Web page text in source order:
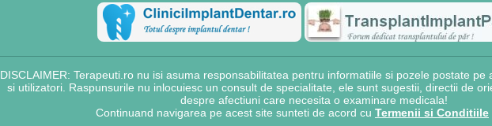
DISCLAIMER: Terapeuti.ro nu isi asuma responsabilitatea pentru informatiile si pozele postate pe
si utilizatori. Raspunsurile nu inlocuiesc un consult de specialitate, ele sunt sugestii, directii de
despre afectiuni care necesita o examinare medicala!
Continuand navigarea pe acest site sunteti de acord cu Termenii si Conditiile